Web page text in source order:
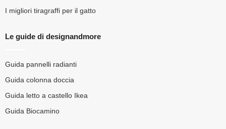
I migliori tiragraffi per il gatto
Le guide di designandmore
Guida pannelli radianti
Guida colonna doccia
Guida letto a castello Ikea
Guida Biocamino